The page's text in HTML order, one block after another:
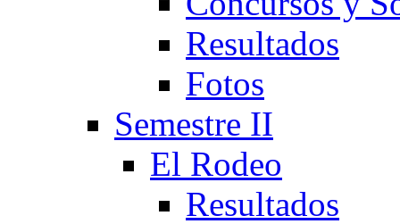
Resultados
Fotos
Semestre II
El Rodeo
Resultados